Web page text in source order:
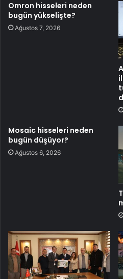
Omron hisseleri neden
bugün yükselişte?
Ağustos 7, 2026
Mosaic hisseleri neden
bugün düşüyor?
Ağustos 6, 2026